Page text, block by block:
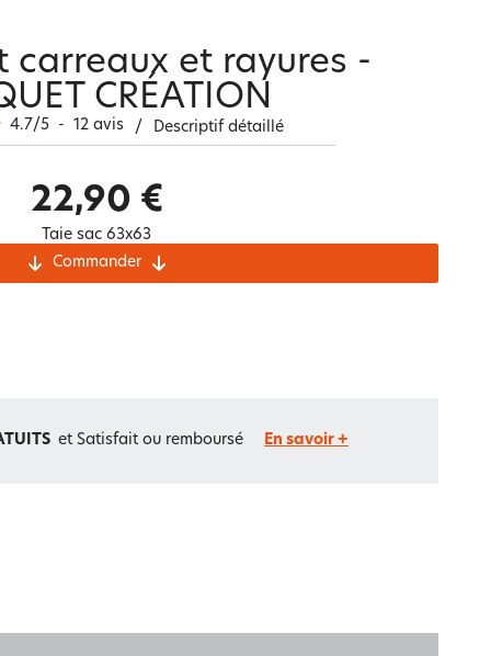
et
Carte cadeau
carreaux et rayures -
CRÉATION
4.7/5 - 12 avis / Descriptif détaillé
22,90 €
Taie sac 63x63
Commander
et Satisfait ou remboursé En savoir +